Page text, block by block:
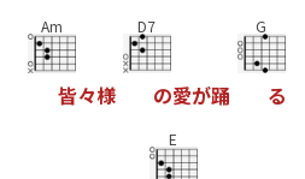
Am
皆々様
D7
の愛が踊
G
る
E